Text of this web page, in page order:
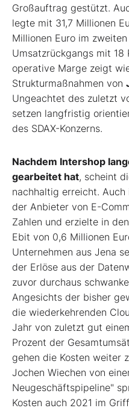
Großauftrag gestützt.
legte mit 31,7 Millionen
Millionen Euro im
Umsatzrückgangs mit
operative Marge zeigt
Strukturmaßnahmen von
Ungeachtet des zuletzt
setzen langfristig
des SDAX-Konzerns.
Nachdem Intershop
gearbeitet hat, scheint
nachhaltig erreicht.
der Anbieter von E-
Zahlen und erzielte in
Ebit von 0,6 Millionen
Unternehmen aus Jena
der Erlöse aus der
zuvor durchaus
Angesichts der bisher
die wiederkehrenden
Jahr von zuletzt gut
Prozent der
gehen die Kosten weiter
Jochen Wiechen von
Neugeschäftspipeline"
Kosten auch 2021 im